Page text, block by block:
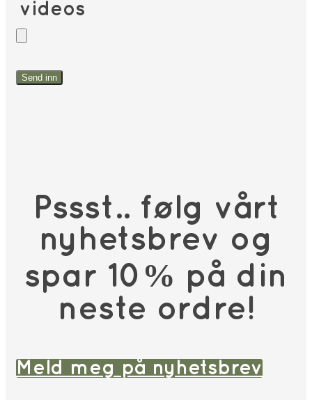
videos
Pssst.. følg vårt
nyhetsbrev og
spar 10% på din
neste ordre!
Meld meg på nyhetsbrev